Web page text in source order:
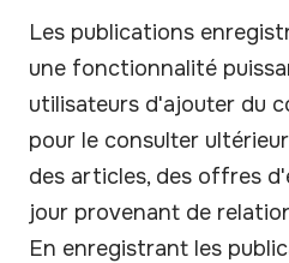
Les publications
une fonctionnalité
utilisateurs d'ajouter du
pour le consulter
des articles, des offres
jour provenant de
En enregistrant les